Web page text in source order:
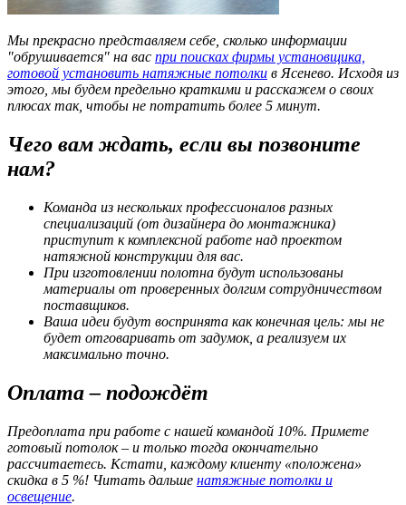
Мы прекрасно представляем себе, сколько информации
"обрушивается" на вас при поисках фирмы установщика,
готовой установить натяжные потолки в Ясенево. Исходя из
этого, мы будем предельно краткими и расскажем о своих
плюсах так, чтобы не потратить более 5 минут.
Чего вам ждать, если вы позвоните
нам?
Команда из нескольких профессионалов разных
специализаций (от дизайнера до монтажника)
приступит к комплексной работе над проектом
натяжной конструкции для вас.
При изготовлении полотна будут использованы
материалы от проверенных долгим сотрудничеством
поставщиков.
Ваша идеи будут воспринята как конечная цель: мы не
будет отговаривать от задумок, а реализуем их
максимально точно.
Оплата – подождёт
Предоплата при работе с нашей командой 10%. Примете
готовый потолок – и только тогда окончательно
рассчитаетесь. Кстати, каждому клиенту «положена»
скидка в 5 %! Читать дальше натяжные потолки и
освещение.